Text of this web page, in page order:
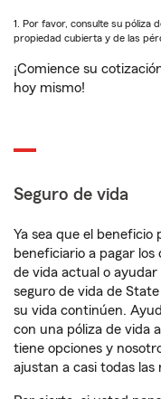
1. Por favor, consulte su póliza
propiedad cubierta y de las
¡Comience su
hoy mismo!
Seguro de vida
Ya sea que el
beneficiario a pagar
de vida actual o ayudar
seguro de vida de
su vida continúen.
con una póliza de vida
tiene opciones y
ajustan a casi todas las